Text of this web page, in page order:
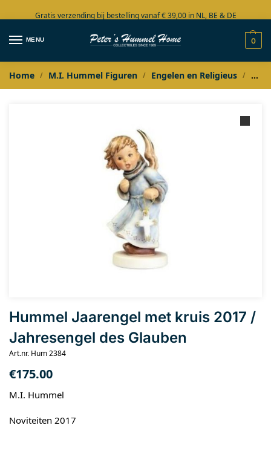
Gratis verzending bij bestelling vanaf € 39,00 in NL, BE & DE
Grote collectie in voorraad
MENU 0
Home / M.I. Hummel Figuren / Engelen en Religieus /
Hummel Jaarengel met kruis 2017 /
Jahresengel des Glauben
Art.nr. Hum 2384
€175.00
M.I. Hummel
Noviteiten 2017